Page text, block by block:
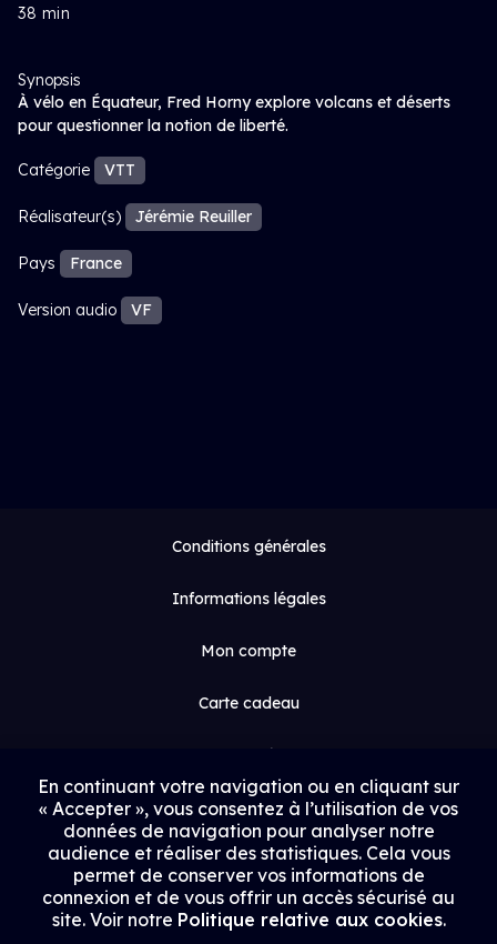
38 min
Synopsis
À vélo en Équateur, Fred Horny explore volcans et déserts
pour questionner la notion de liberté.
Catégorie VTT
Réalisateur(s) Jérémie Reuiller
Pays France
Version audio VF
Conditions générales
Informations légales
Mon compte
Carte cadeau
Espace médias
Contact
Proposer un film
Rejoindre Uptrack
En continuant votre navigation ou en cliquant sur
« Accepter », vous consentez à l’utilisation de vos
données de navigation pour analyser notre
audience et réaliser des statistiques. Cela vous
permet de conserver vos informations de
connexion et de vous offrir un accès sécurisé au
site. Voir notre Politique relative aux cookies.